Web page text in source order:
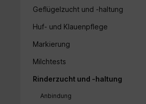
Geflügelzucht und -haltung
Huf- und Klauenpflege
Markierung
Milchtests
Rinderzucht und -haltung
Anbindung